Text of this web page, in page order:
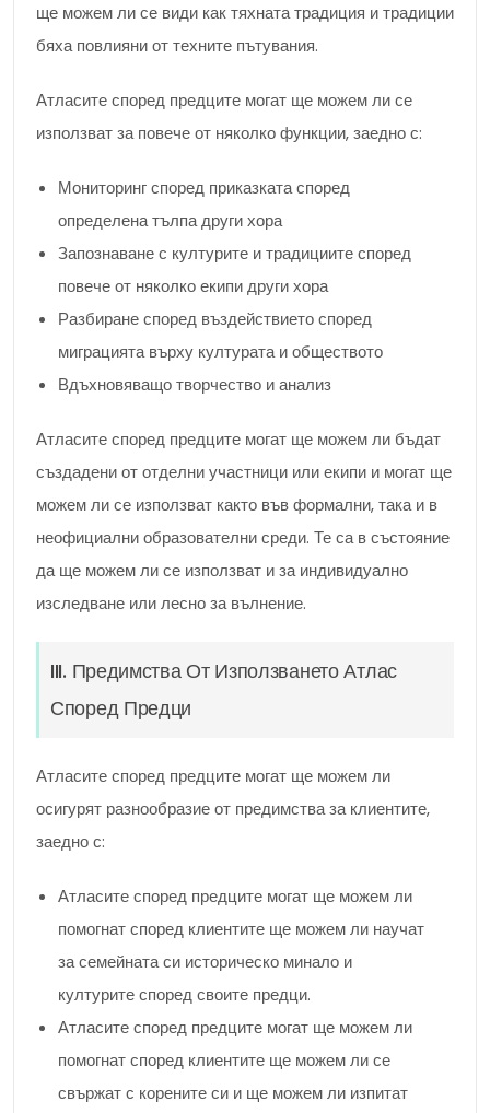
ще можем ли се види как тяхната традиция и традиции
бяха повлияни от техните пътувания.
Атласите според предците могат ще можем ли се
използват за повече от няколко функции, заедно с:
Мониторинг според приказката според
определена тълпа други хора
Запознаване с културите и традициите според
повече от няколко екипи други хора
Разбиране според въздействието според
миграцията върху културата и обществото
Вдъхновяващо творчество и анализ
Атласите според предците могат ще можем ли бъдат
създадени от отделни участници или екипи и могат ще
можем ли се използват както във формални, така и в
неофициални образователни среди. Те са в състояние
да ще можем ли се използват и за индивидуално
изследване или лесно за вълнение.
III. Предимства От Използването Атлас
Според Предци
Атласите според предците могат ще можем ли
осигурят разнообразие от предимства за клиентите,
заедно с:
Атласите според предците могат ще можем ли
помогнат според клиентите ще можем ли научат
за семейната си историческо минало и
културите според своите предци.
Атласите според предците могат ще можем ли
помогнат според клиентите ще можем ли се
свържат с корените си и ще можем ли изпитат